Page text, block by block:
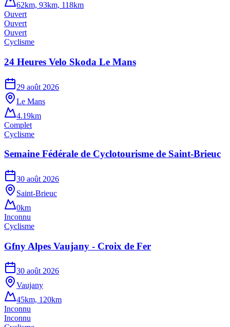
62km, 93km, 118km
Ouvert
Ouvert
Ouvert
Cyclisme
24 Heures Velo Skoda Le Mans
29 août 2026
Le Mans
4.19km
Complet
Cyclisme
Semaine Fédérale de Cyclotourisme de Saint-Brieuc
30 août 2026
Saint-Brieuc
0km
Inconnu
Cyclisme
Gfny Alpes Vaujany - Croix de Fer
30 août 2026
Vaujany
45km, 120km
Inconnu
Inconnu